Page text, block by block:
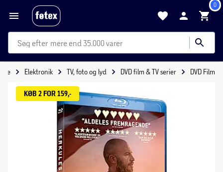
0
mere end 35.000 varer
Elektronik TV, foto og lyd DVD film & TV serier DVD Film
KØB 2 FOR 159,-